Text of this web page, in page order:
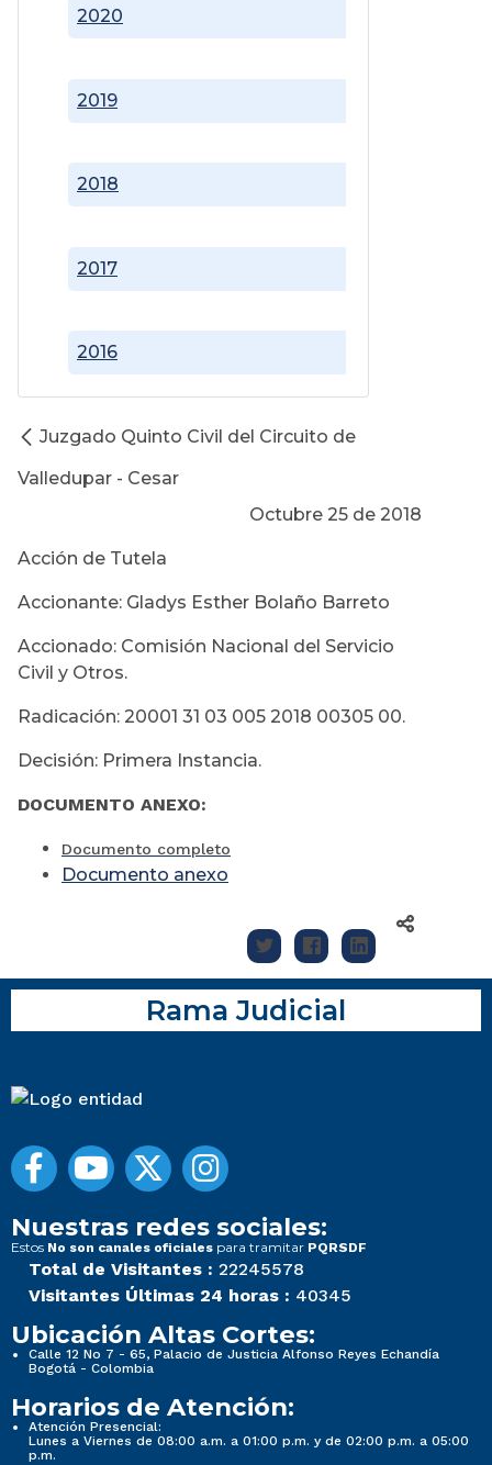
2016
2017
2018
2019
2020
Juzgado Quinto Civil del Circuito de
Valledupar - Cesar
Octubre 25 de 2018
Acción de Tutela
Accionante: Gladys Esther Bolaño Barreto
Accionado: Comisión Nacional del Servicio
Civil y Otros.
Radicación: 20001 31 03 005 2018 00305 00.
Decisión: Primera Instancia.
DOCUMENTO ANEXO:
Documento completo
Documento anexo
Rama Judicial
Nuestras redes sociales:
Estos No son canales oficiales para tramitar PQRSDF
Total de Visitantes : 22245578
Visitantes Últimas 24 horas : 40345
Ubicación Altas Cortes:
Calle 12 No 7 - 65, Palacio de Justicia Alfonso Reyes Echandía
Bogotá - Colombia
Horarios de Atención:
Atención Presencial:
Lunes a Viernes de 08:00 a.m. a 01:00 p.m. y de 02:00 p.m. a 05:00
p.m.